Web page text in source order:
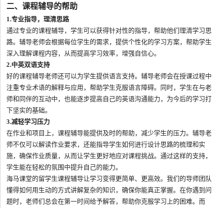
二、课程辅导的帮助
1.专业指导，理清思路
通过专业的课程辅导，学生可以获得针对性的指导，帮助他们理清学习思
路。辅导老师会根据每位学生的需求，提供个性化的学习方案，帮助学生
深入理解课程内容，从而提高学习效率，增强自信心。
2.中英双语支持
好的课程辅导老师还可以为学生提供语言支持。辅导老师会在授课过程中
注重专业术语的解释与应用，帮助学生克服语言障碍。同时，学生在与老
师和同伴的互动中，也能逐步提高自己的英语沟通能力，为今后的学习打
下坚实的基础。
3.减轻学习压力
在作业和项目上，课程辅导能提供及时的帮助，减少学生的压力。辅导老
师不仅可以解读作业要求，还能指导学生如何进行设计思路的梳理和实
施，确保作业质量，从而让学生更好地应对课程挑战。通过这样的支持，
学生能在轻松的氛围中提升自己的能力。
海马课堂的留学生课程辅导让学习变得更简单、更高效。我们的导师团队
懂得如何用生动的方式讲解复杂的知识，确保你能真正掌握。在你遇到问
题时，老师们总会在第一时间给予解答，帮助你克服学习上的困难。而